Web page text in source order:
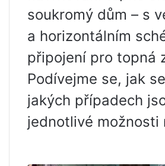
soukromý dům – s
a horizontálním
připojení pro topná
Podívejme se, jak
jakých případech
jednotlivé možnosti